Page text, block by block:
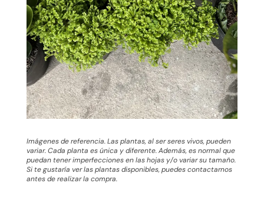
Imágenes de referencia. Las plantas, al ser seres vivos, pueden
variar. Cada planta es única y diferente. Además, es normal que
puedan tener imperfecciones en las hojas y/o variar su tamaño.
Si te gustaría ver las plantas disponibles, puedes contactarnos
antes de realizar la compra.